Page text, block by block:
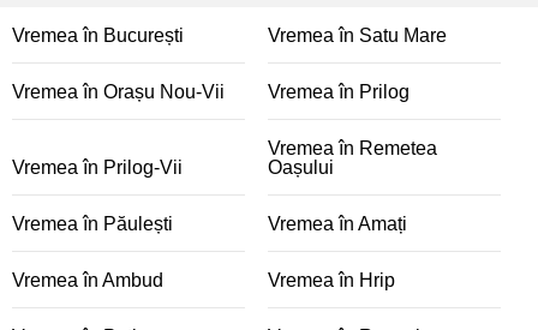
Vremea în București Vremea în Satu Mare
Vremea în Orașu Nou-Vii Vremea în Prilog
Vremea în Prilog-Vii
Vremea în Remetea
Oașului
Vremea în Păulești Vremea în Amați
Vremea în Ambud Vremea în Hrip